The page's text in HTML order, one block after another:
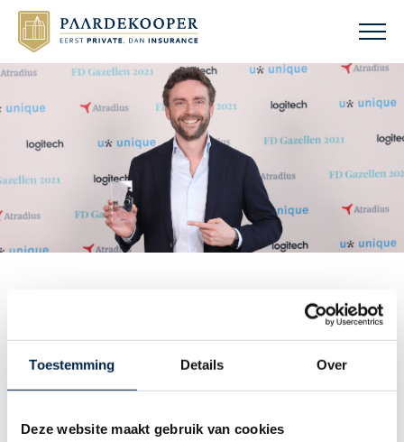
Toestemming Details Over
Deze website maakt gebruik van cookies
FD GAZELLE AWARDS 2021
Delen
Paardekooper Private Insurance is voor de tweede keer op rij FD